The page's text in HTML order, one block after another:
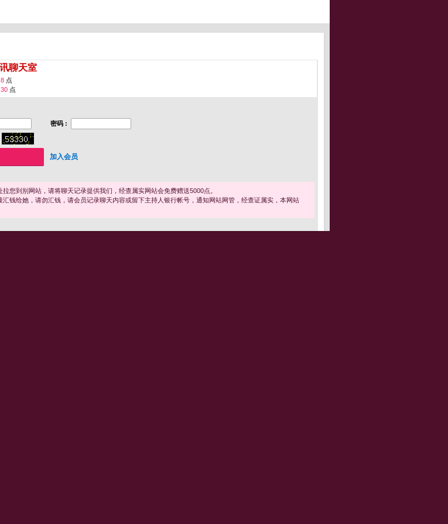
聊天室
8 点
30 点
密码 :
加入会员
您到别网站，请将聊天记录提供我们，经查属实网站会免费赠送5000点。
汇钱给她，请勿汇钱，请会员记录聊天内容或留下主持人银行帐号，通知网站网管，经查证属实，本网站